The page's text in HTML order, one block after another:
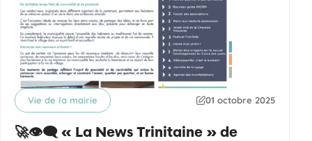
🚀👁️‍🗨️ « La News Trinitaine » de
Catégorie
Vie de la mairie Date de publication
01 octobre 2025